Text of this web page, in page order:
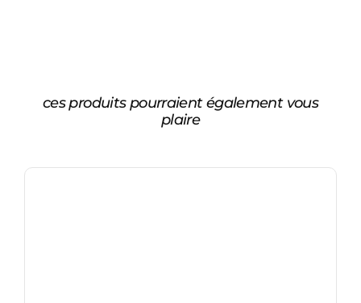
ces produits pourraient également vous
plaire